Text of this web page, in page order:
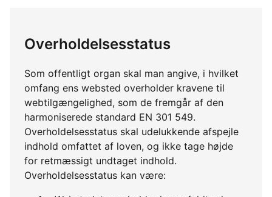
Overholdelsesstatus
Som offentligt organ skal man angive, i hvilket
omfang ens websted overholder kravene til
webtilgængelighed, som de fremgår af den
harmoniserede standard EN 301 549.
Overholdelsesstatus skal udelukkende afspejle
indhold omfattet af loven, og ikke tage højde
for retmæssigt undtaget indhold.
Overholdelsesstatus kan være: